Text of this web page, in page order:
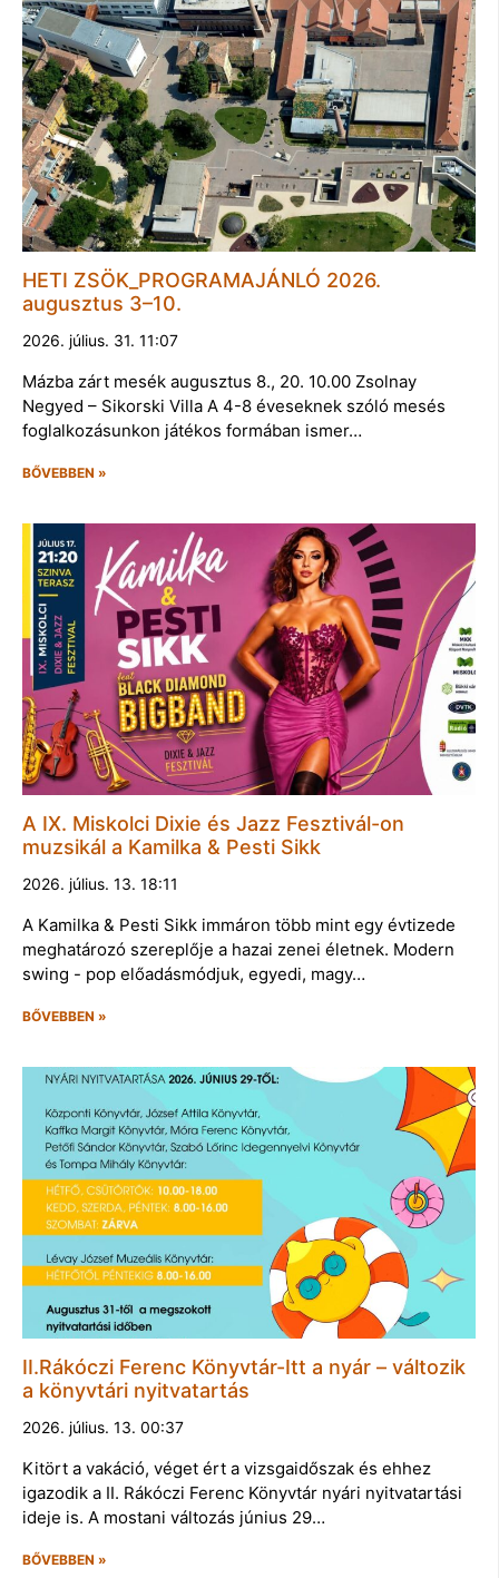
HETI ZSÖK_PROGRAMAJÁNLÓ 2026.
augusztus 3–10.
2026. július. 31. 11:07
Mázba zárt mesék augusztus 8., 20. 10.00 Zsolnay
Negyed – Sikorski Villa A 4-8 éveseknek szóló mesés
foglalkozásunkon játékos formában ismer…
BŐVEBBEN »
A IX. Miskolci Dixie és Jazz Fesztivál-on
muzsikál a Kamilka & Pesti Sikk
2026. július. 13. 18:11
A Kamilka & Pesti Sikk immáron több mint egy évtizede
meghatározó szereplője a hazai zenei életnek. Modern
swing - pop előadásmódjuk, egyedi, magy…
BŐVEBBEN »
II.Rákóczi Ferenc Könyvtár-Itt a nyár – változik
a könyvtári nyitvatartás
2026. július. 13. 00:37
Kitört a vakáció, véget ért a vizsgaidőszak és ehhez
igazodik a II. Rákóczi Ferenc Könyvtár nyári nyitvatartási
ideje is. A mostani változás június 29…
BŐVEBBEN »